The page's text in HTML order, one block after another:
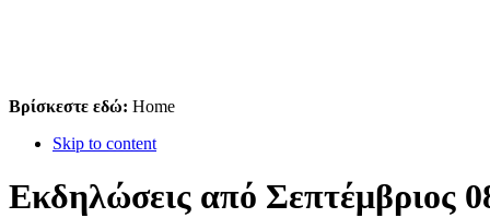
Βρίσκεστε εδώ: Home
Skip to content
Εκδηλώσεις από Σεπτέμβριος